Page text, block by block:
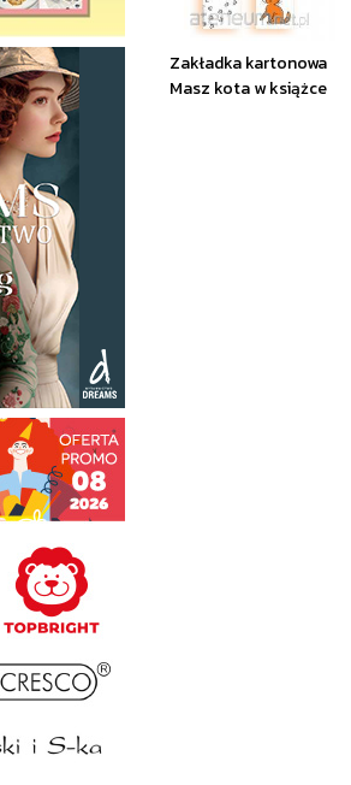
Zakładka kartonowa
Masz kota w książce